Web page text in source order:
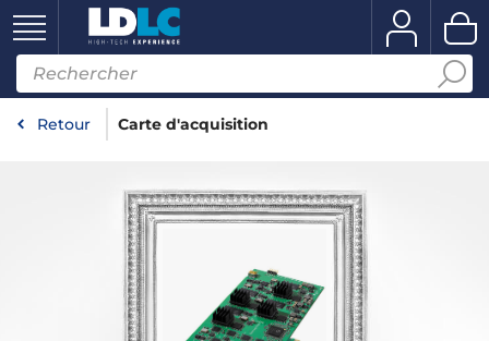
Retour Carte d'acquisition